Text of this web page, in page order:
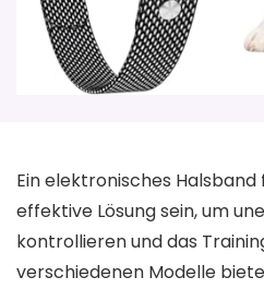
Ein elektronisches Halsband
effektive Lösung sein, um
kontrollieren und das
verschiedenen Modelle